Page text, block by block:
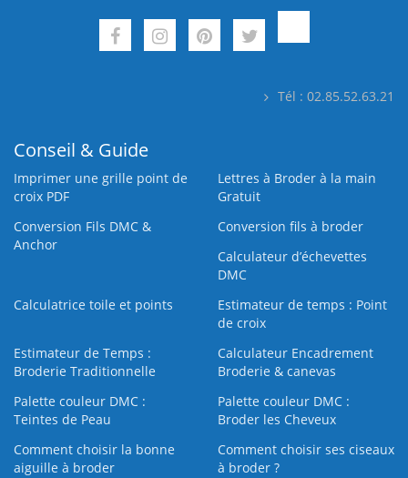
Tél : 02.85.52.63.21
Conseil & Guide
Imprimer une grille point de
croix PDF
Lettres à Broder à la main
Gratuit
Conversion Fils DMC &
Anchor
Conversion fils à broder
Calculateur d’échevettes
DMC
Calculatrice toile et points
Estimateur de temps : Point
de croix
Estimateur de Temps :
Broderie Traditionnelle
Calculateur Encadrement
Broderie & canevas
Palette couleur DMC :
Teintes de Peau
Palette couleur DMC :
Broder les Cheveux
Comment choisir la bonne
aiguille à broder
Comment choisir ses ciseaux
à broder ?